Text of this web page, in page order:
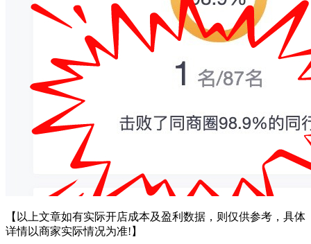
【以上文章如有实际开店成本及盈利数据，则仅供参考，具体
详情以商家实际情况为准!】